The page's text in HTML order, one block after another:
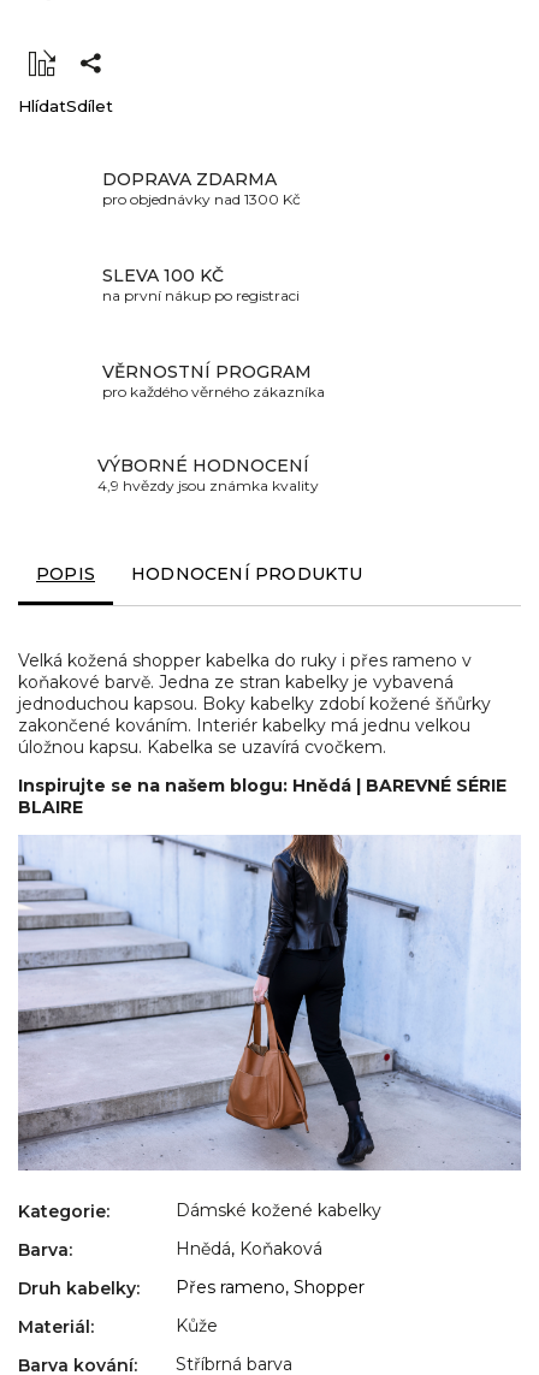
HlídatSdílet
DOPRAVA ZDARMA
pro objednávky nad 1300 Kč
SLEVA 100 KČ
na první nákup po registraci
VĚRNOSTNÍ PROGRAM
pro každého věrného zákazníka
VÝBORNÉ HODNOCENÍ
4,9 hvězdy jsou známka kvality
POPIS HODNOCENÍ PRODUKTU
Velká kožená shopper kabelka do ruky i přes rameno v
koňakové barvě. Jedna ze stran kabelky je vybavená
jednoduchou kapsou. Boky kabelky zdobí kožené šňůrky
zakončené kováním. Interiér kabelky má jednu velkou
úložnou kapsu. Kabelka se uzavírá cvočkem.
Inspirujte se na našem blogu: Hnědá | BAREVNÉ SÉRIE
BLAIRE
Kategorie:
Dámské kožené kabelky
Barva: Hnědá, Koňaková
Druh kabelky:
Přes rameno, Shopper
Materiál :
Kůže
Barva kování: Stříbrná barva